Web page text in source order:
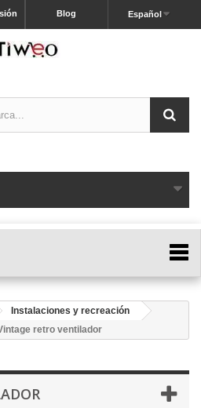
Español
Blog
Instalaciones y recreación
retro ventilador